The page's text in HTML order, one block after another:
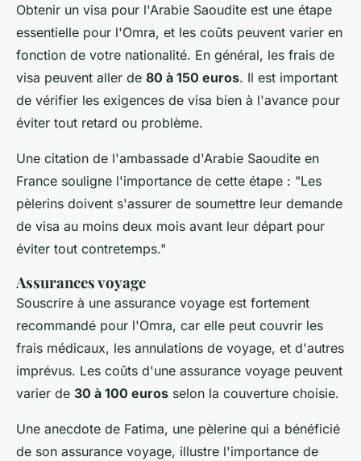
Obtenir un visa pour l'Arabie Saoudite est une étape
essentielle pour l'Omra, et les coûts peuvent varier en
fonction de votre nationalité. En général, les frais de
visa peuvent aller de 80 à 150 euros. Il est important
de vérifier les exigences de visa bien à l'avance pour
éviter tout retard ou problème.
Une citation de l'ambassade d'Arabie Saoudite en
France souligne l'importance de cette étape : "Les
pèlerins doivent s'assurer de soumettre leur demande
de visa au moins deux mois avant leur départ pour
éviter tout contretemps."
Assurances voyage
Souscrire à une assurance voyage est fortement
recommandé pour l'Omra, car elle peut couvrir les
frais médicaux, les annulations de voyage, et d'autres
imprévus. Les coûts d'une assurance voyage peuvent
varier de 30 à 100 euros selon la couverture choisie.
Une anecdote de Fatima, une pèlerine qui a bénéficié
de son assurance voyage, illustre l'importance de